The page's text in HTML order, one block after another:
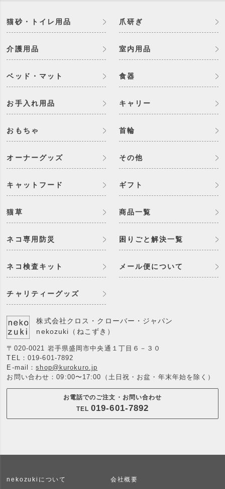
猫砂・トイレ用品 爪研ぎ
介護用品 室内用品
ベッド・マット 食器
お手入れ用品 キャリー
おもちゃ 首輪
オーナーグッズ
キャットフード
猫草
ネコ専用防災
ネコ検査キット
チャリティーグッズ
その他
ギフト
商品一覧
困りごと解決一覧
メール便について
株式会社クロス・クローバー・ジャパン
nekozuki（ねこずき）
〒020-0021 岩手県盛岡市中央通１丁目６－３０
TEL： 019-601-7892
E-mail：shop@kurokuro.jp
お問い合わせ：09:00〜17:00（土日祝・お盆・年末年始を除く）
お電話でのご注文・お問い合わせ
TEL 019-601-7892
nekozukiについて 会社概要